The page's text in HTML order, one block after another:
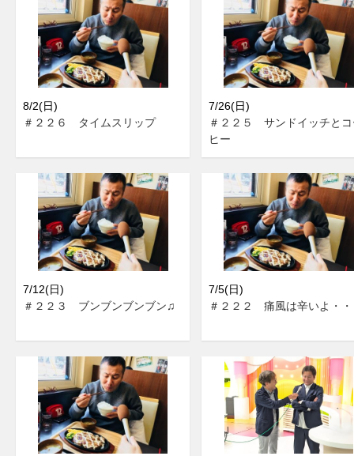
8/2(日)
＃２２６ タイムスリップ
7/26(日)
＃２２５ サンドイッチと
ヒー
7/12(日)
＃２２３ ブンブンブンブン♫
7/5(日)
＃２２２ 痛風は辛いよ・